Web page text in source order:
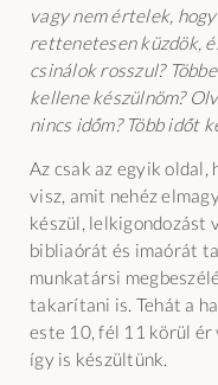
vagy nem értelek,
rettenetesen küzdök,
csinálok rosszul?
kellene készülnöm?
nincs időm? Több időt
Az csak az egyik
visz, amit nehéz
készül, lelkigondozást
bibliaórát és imaórát
munkatársi
takarítani is. Tehát a
este 10, fél 11 körül ér
így is készültünk.